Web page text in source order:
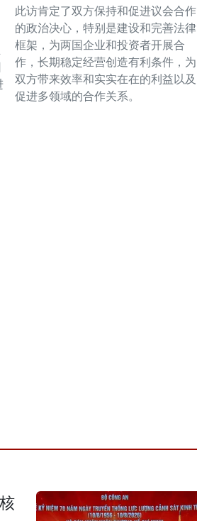
此访肯定了双方保持和促进议会合作
的政治决心，特别是建设和完善法律
框架，为两国企业和投资者开展合
作，长期稳定经营创造有利条件，为
双方带来效率和实实在在的利益以及
促进多领域的合作关系。